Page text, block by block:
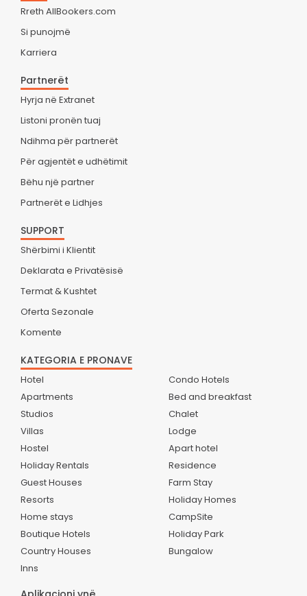
Rreth AllBookers.com
Si punojmë
Karriera
Partnerët
Hyrja në Extranet
Listoni pronën tuaj
Ndihma për partnerët
Për agjentët e udhëtimit
Bëhu një partner
Partnerët e Lidhjes
SUPPORT
Shërbimi i Klientit
Deklarata e Privatësisë
Termat & Kushtet
Oferta Sezonale
Komente
KATEGORIA E PRONAVE
Hotel
Apartments
Studios
Villas
Hostel
Holiday Rentals
Guest Houses
Resorts
Home stays
Boutique Hotels
Country Houses
Inns
Condo Hotels
Bed and breakfast
Chalet
Lodge
Apart hotel
Residence
Farm Stay
Holiday Homes
CampSite
Holiday Park
Bungalow